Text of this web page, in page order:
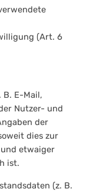
(Art. 6
B. E-Mail,
Nutzer- und
der
dies zur
etwaiger
ist.
(z. B.